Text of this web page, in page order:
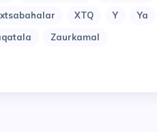
XTQ Y
Ya
Zaurkamal